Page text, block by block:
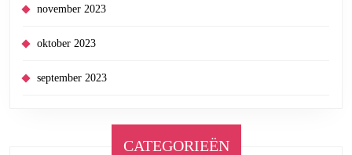
november 2023
oktober 2023
september 2023
CATEGORIEËN